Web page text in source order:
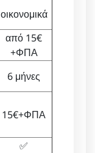
οικονομικά
από 15€
+ΦΠΑ
6 μήνες
15€+ΦΠΑ
✅